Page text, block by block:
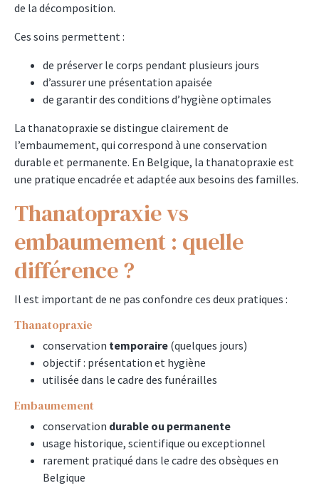
de la décomposition.
Ces soins permettent :
de préserver le corps pendant plusieurs jours
d’assurer une présentation apaisée
de garantir des conditions d’hygiène optimales
La thanatopraxie se distingue clairement de
l’embaumement, qui correspond à une conservation
durable et permanente. En Belgique, la thanatopraxie est
une pratique encadrée et adaptée aux besoins des familles.
Thanatopraxie vs
embaumement : quelle
différence ?
Il est important de ne pas confondre ces deux pratiques :
Thanatopraxie
conservation temporaire (quelques jours)
objectif : présentation et hygiène
utilisée dans le cadre des funérailles
Embaumement
conservation durable ou permanente
usage historique, scientifique ou exceptionnel
rarement pratiqué dans le cadre des obsèques en
Belgique